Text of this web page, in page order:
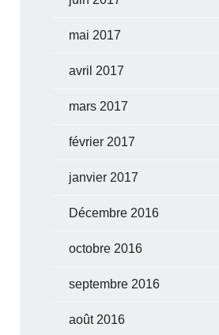
mai 2017
avril 2017
mars 2017
février 2017
janvier 2017
Décembre 2016
octobre 2016
septembre 2016
août 2016